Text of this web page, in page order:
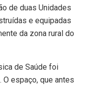
de duas Unidades
e equipadas
da zona rural do
de Saúde foi
espaço, que antes